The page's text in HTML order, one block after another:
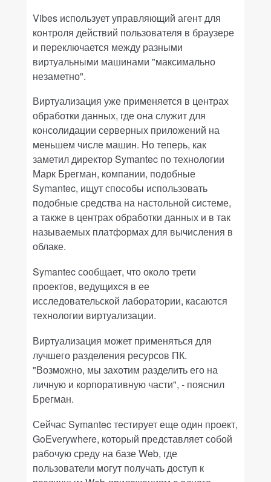
Vibes использует управляющий агент для
контроля действий пользователя в браузере
и переключается между разными
виртуальными машинами "максимально
незаметно".
Виртуализация уже применяется в центрах
обработки данных, где она служит для
консолидации серверных приложений на
меньшем числе машин. Но теперь, как
заметил директор Symantec по технологии
Марк Брегман, компании, подобные
Symantec, ищут способы использовать
подобные средства на настольной системе,
а также в центрах обработки данных и в так
называемых платформах для вычисления в
облаке.
Symantec сообщает, что около трети
проектов, ведущихся в ее
исследовательской лаборатории, касаются
технологии виртуализации.
Виртуализация может применяться для
лучшего разделения ресурсов ПК.
"Возможно, мы захотим разделить его на
личную и корпоративную части", - пояснил
Брегман.
Сейчас Symantec тестирует еще один проект,
GoEverywhere, который представляет собой
рабочую среду на базе Web, где
пользователи могут получать доступ к